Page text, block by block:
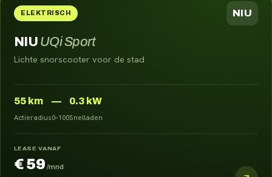
ELEKTRISCH NIU
NIU UQi Sport
Lichte snorscooter voor de stad
55 km
Actieradius
—
0–100
0.3 kW
Snelladen
LEASE VANAF
€ 59 /mnd